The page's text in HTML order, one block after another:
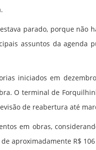
parado, porque não
assuntos da agenda
iniciados em
O terminal de
de reabertura até
em obras,
aproximadamente R$